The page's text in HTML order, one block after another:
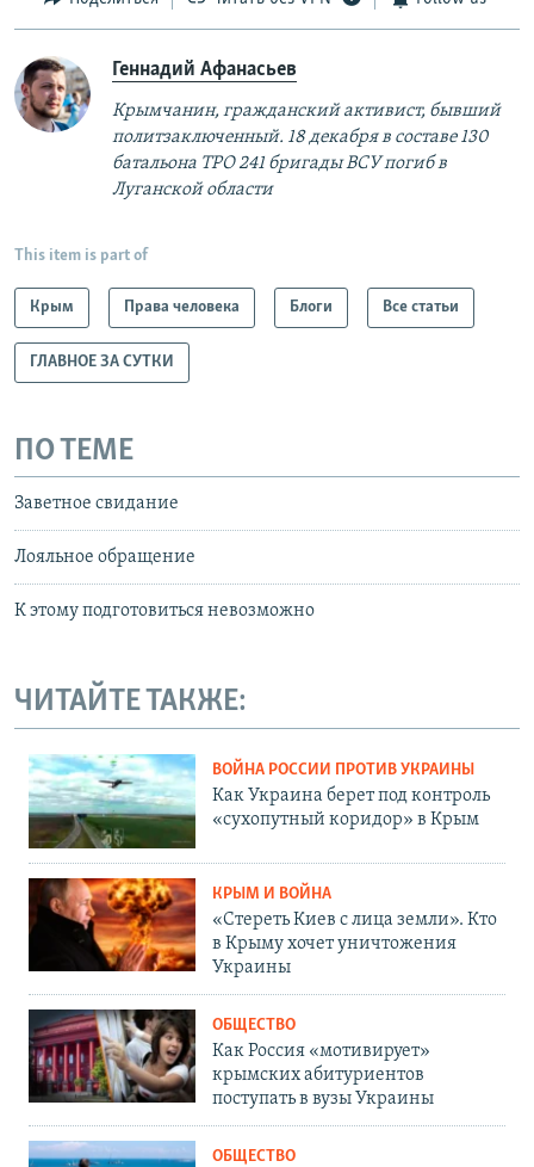
Геннадий Афанасьев
Крымчанин, гражданский активист, бывший
политзаключенный. 18 декабря в составе 130
батальона ТРО 241 бригады ВСУ погиб в
Луганской области​
This item is part of
Крым Права человека Блоги Все статьи
ГЛАВНОЕ ЗА СУТКИ
ПО ТЕМЕ
Заветное свидание
Лояльное обращение
К этому подготовиться невозможно
ЧИТАЙТЕ ТАКЖЕ:
ВОЙНА РОССИИ ПРОТИВ УКРАИНЫ
Как Украина берет под контроль
«сухопутный коридор» в Крым
КРЫМ И ВОЙНА
«Стереть Киев с лица земли». Кто
в Крыму хочет уничтожения
Украины
ОБЩЕСТВО
Как Россия «мотивирует»
крымских абитуриентов
поступать в вузы Украины
ОБЩЕСТВО